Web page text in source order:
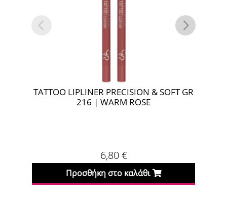
TATTOO LIPLINER PRECISION & SOFT GR
216 | WARM ROSE
6,80€
Προσθήκη στο καλάθι